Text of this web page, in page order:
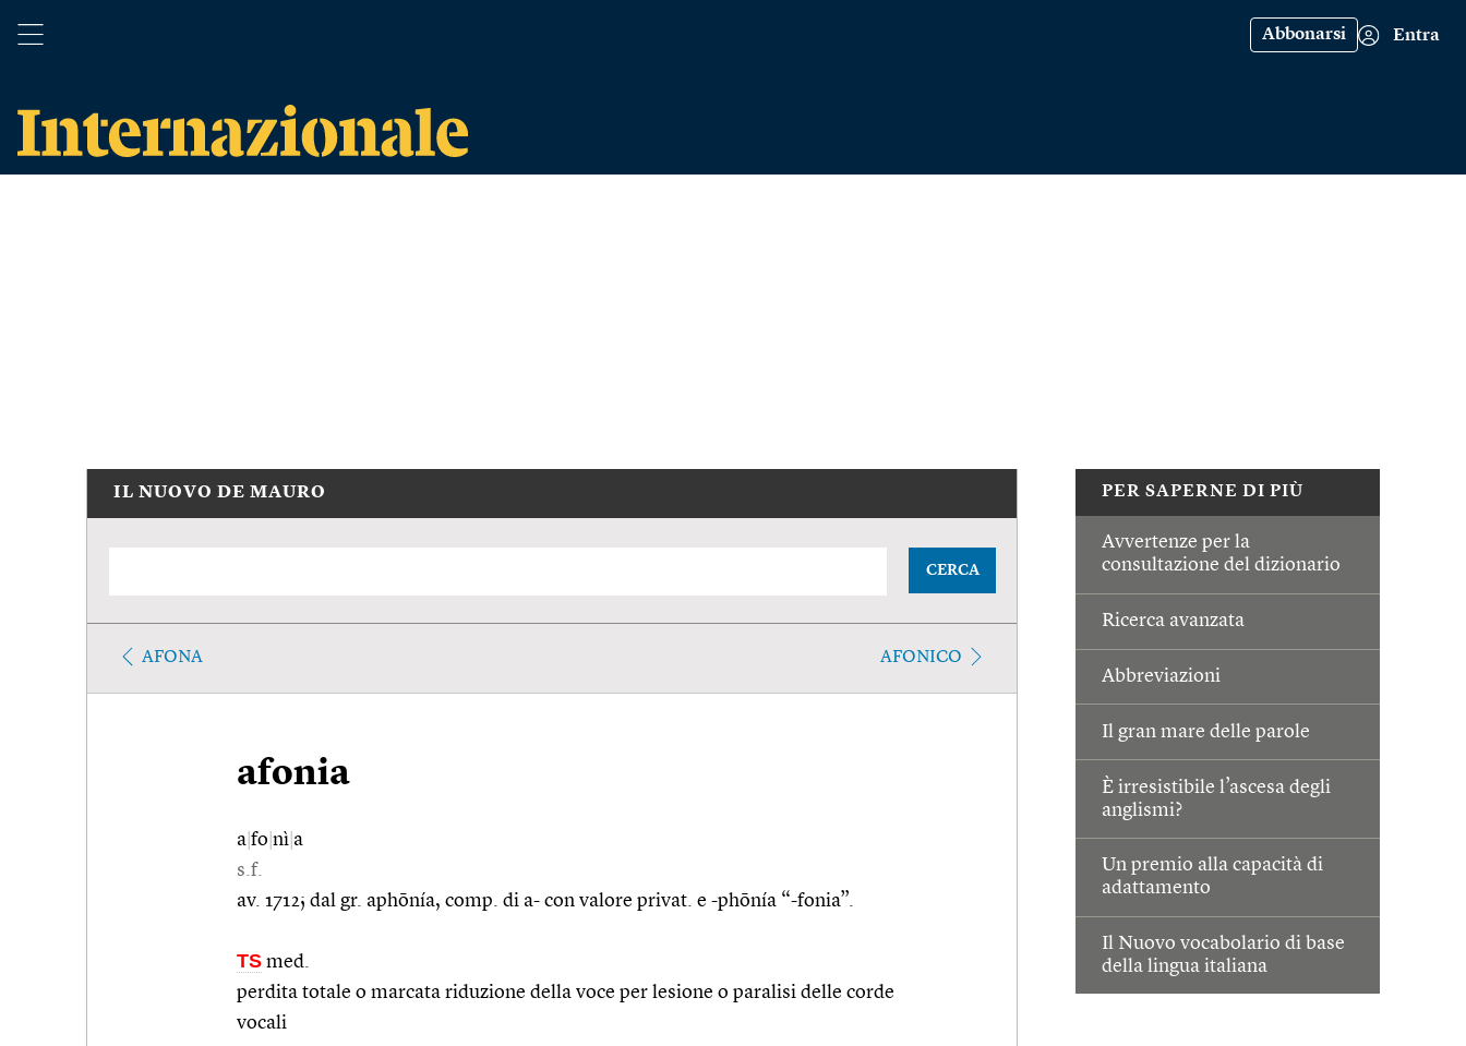
Abbonarsi Entra
PER SAPERNE DI PIÙ
Avvertenze per la
consultazione del dizionario
Ricerca avanzata
Abbreviazioni
Il gran mare delle parole
È irresistibile l’ascesa degli
anglismi?
Un premio alla capacità di
adattamento
Il Nuovo vocabolario di base
della lingua italiana
IL NUOVO DE MAURO
CERCA
AFONA AFONICO
afonia
a fo nì a
s.f.
av. 1712; dal gr. aphōnía, comp. di a- con valore privat. e -phōnía “-fonia”.
TS med.
perdita totale o marcata riduzione della voce per lesione o paralisi delle corde
vocali